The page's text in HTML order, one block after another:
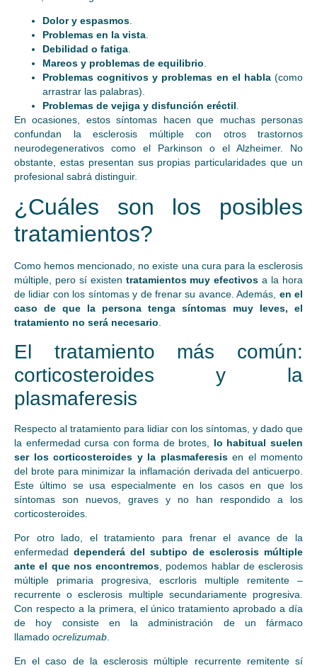
Dolor y espasmos
Problemas en la vista
Debilidad o fatiga
Mareos y problemas de equilibrio
Problemas cognitivos y problemas en el habla(como
arrastrar las palabras).
Problemas de vejiga y disfunción eréctil
En ocasiones, estos síntomas hacen que muchas personas
confundan la esclerosis múltiple con otros trastornos
neurodegenerativos como el Parkinson o el Alzheimer. No
obstante, estas presentan sus propias particularidades que un
profesional sabrá distinguir.
¿Cuáles son los posibles
tratamientos?
Como hemos mencionado, no existe una cura para la esclerosis
múltiple, pero sí existen tratamientos muy efectivos a la hora
de lidiar con los síntomas y de frenar su avance. Además, en el
caso de que la persona tenga síntomas muy leves, el
tratamiento no será necesario.
El tratamiento más común:
corticosteroides y la
plasmaferesis
Respecto al tratamiento para lidiar con los síntomas, y dado que
la enfermedad cursa con forma de brotes, lo habitual suelen
ser los corticosteroides y la plasmaferesisen el momento
del brote para minimizar la inflamación derivada del anticuerpo.
Este último se usa especialmente en los casos en que los
síntomas son nuevos, graves y no han respondido a los
corticosteroides.
Por otro lado, el tratamiento para frenar el avance de la
enfermedad dependerá del subtipo de esclerosis múltiple
ante el que nos encontremos , podemos hablar de esclerosis
múltiple primaria progresiva, escrloris multiple remitente –
recurrente o esclerosis multiple secundariamente progresiva.
Con respecto a la primera, el único tratamiento aprobado a día
de hoy consiste en la administración de un fármaco
llamado ocrelizumab
En el caso de la esclerosis múltiple recurrente remitente sí